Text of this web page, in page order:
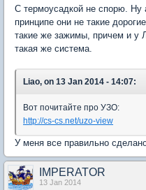
С термоусадкой не спорю.
принципе они не такие
такие же зажимы, причем и у
такая же система.
Liao, on 13 Jan 2014 - 14:07:
Вот почитайте про УЗО:
http://cs-cs.net/uzo-view
У меня все правильно
IMPERATOR
13 Jan 2014